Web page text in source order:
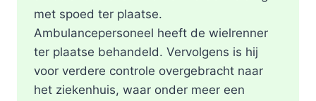
met spoed ter plaatse.
Ambulancepersoneel heeft de wielrenner
ter plaatse behandeld. Vervolgens is hij
voor verdere controle overgebracht naar
het ziekenhuis, waar onder meer een